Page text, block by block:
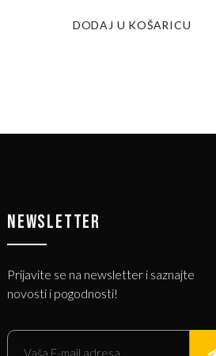
DODAJ U KOŠARICU
NEWSLETTER
Prijavite se na newsletter i saznajte
novosti i pogodnosti!